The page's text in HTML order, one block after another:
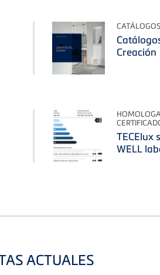
CATÁLOGOS
Creación
TECElux
WELL
ACTUALES